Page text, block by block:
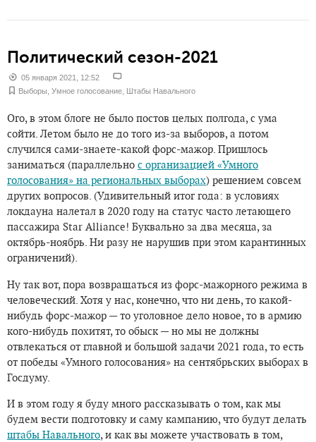
Политический сезон-2021
05 января 2021, 12:52
Выборы, Умное голосование, Штабы Навального
Ого, в этом блоге не было постов целых полгода, с ума
сойти. Летом было не до того из-за выборов, а потом
случился сами-знаете-какой форс-мажор. Пришлось
заниматься (параллельно с организацией «Умного
голосования» на региональных выборах) решением совсем
других вопросов. (Удивительный итог года: в условиях
локдауна налетал в 2020 году на статус часто летающего
пассажира Star Alliance! Буквально за два месяца, за
октябрь-ноябрь. Ни разу не нарушив при этом карантинных
ограничений).
Ну так вот, пора возвращаться из форс-мажорного режима в
человеческий. Хотя у нас, конечно, что ни день, то какой-
нибудь форс-мажор — то уголовное дело новое, то в армию
кого-нибудь похитят, то обыск — но мы не должны
отвлекаться от главной и большой задачи 2021 года, то есть
от победы «Умного голосования» на сентябрьских выборах в
Госдуму.
И в этом году я буду много рассказывать о том, как мы
будем вести подготовку и саму кампанию, что будут делать
штабы Навального, и как вы можете участвовать в том,